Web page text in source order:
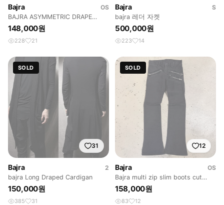
Bajra
OS
BAJRA ASYMMETRIC DRAPE
HOOD VEST
148,000원
228 21
Bajra
S
bajra 레더 자켓
500,000원
223 14
SOLD
31
Bajra
2
bajra Long Draped Cardigan
150,000원
385 31
SOLD
12
Bajra
OS
Bajra multi zip slim boots cut
pants
158,000원
83 12